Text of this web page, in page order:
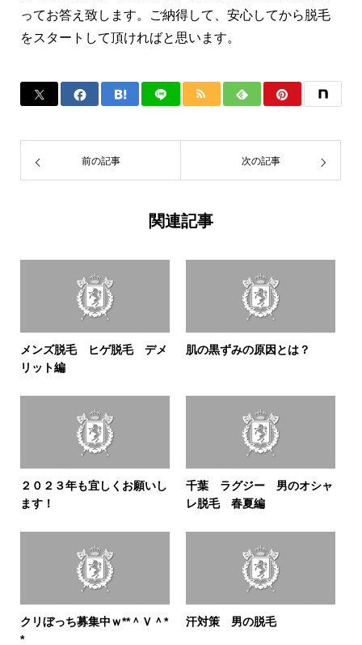
ってお答え致します。ご納得して、安心してから脱毛
をスタートして頂ければと思います。
前の記事 次の記事
関連記事
メンズ脱毛 ヒゲ脱毛 デメ
リット編
肌の黒ずみの原因とは？
２０２３年も宜しくお願いし
ます！
千葉 ラグジー 男のオシャ
レ脱毛 春夏編
クリぼっち募集中ｗ**＾Ｖ＾*
*
汗対策 男の脱毛